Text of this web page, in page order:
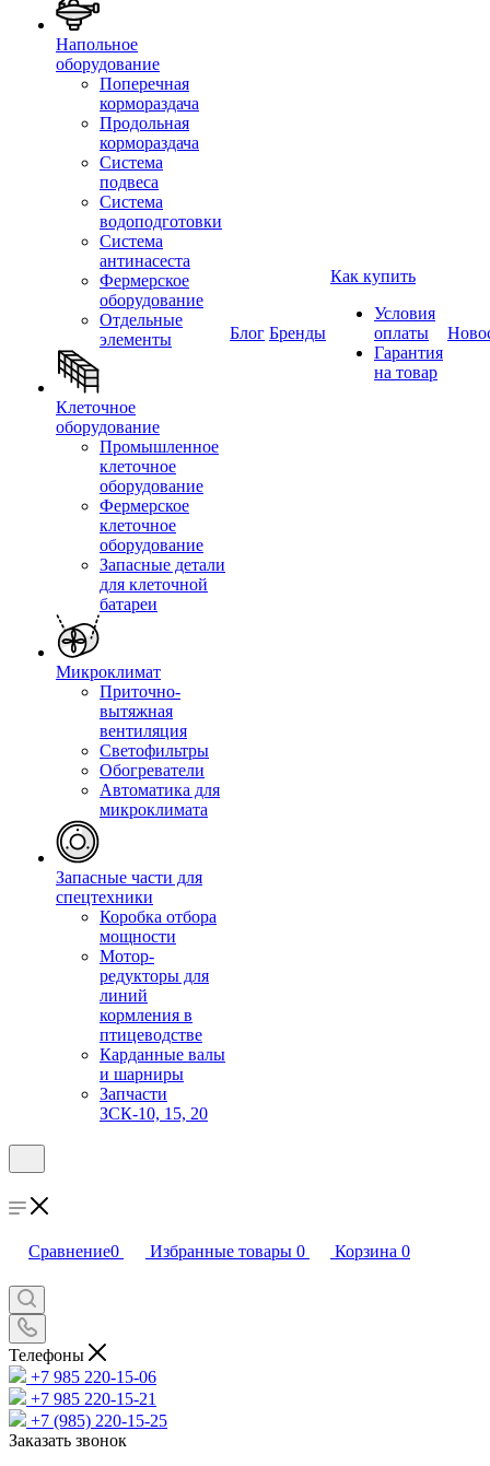
Напольное
оборудование
Поперечная
кормораздача
Продольная
кормораздача
Система
подвеса
Система
водоподготовки
Система
антинасеста
Фермерское
оборудование
Отдельные
элементы
Клеточное
оборудование
Промышленное
клеточное
оборудование
Фермерское
клеточное
оборудование
Запасные детали
для клеточной
батареи
Микроклимат
Приточно-
вытяжная
вентиляция
Светофильтры
Обогреватели
Автоматика для
микроклимата
Запасные части для
спецтехники
Коробка отбора
мощности
Мотор-
редукторы для
линий
кормления в
птицеводстве
Карданные валы
и шарниры
Запчасти
ЗСК-10, 15, 20
Блог Бренды
Как купить
Условия
оплаты
Гарантия
на товар
Сравнение0 Избранные товары 0 Корзина 0
Телефоны
+7 985 220-15-06
+7 985 220-15-21
+7 (985) 220-15-25
Заказать звонок